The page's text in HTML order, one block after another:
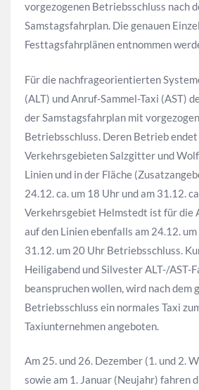
vorgezogenen Betriebsschluss nach
Samstagsfahrplan. Die genauen
Festtagsfahrplänen entnommen
Für die nachfrageorientierten
(ALT) und Anruf-Sammel-Taxi (AST)
der Samstagsfahrplan mit
Betriebsschluss. Deren Betrieb endet
Verkehrsgebieten Salzgitter und
Linien und in der Fläche
24.12. ca. um 18 Uhr und am 31.12.
Verkehrsgebiet Helmstedt ist für die
auf den Linien ebenfalls am 24.12.
31.12. um 20 Uhr Betriebsschluss.
Heiligabend und Silvester ALT-/AST-
beanspruchen wollen, wird nach dem
Betriebsschluss ein normales Taxi
Taxiunternehmen angeboten.
Am 25. und 26. Dezember (1. und 2.
sowie am 1. Januar (Neujahr) fahren